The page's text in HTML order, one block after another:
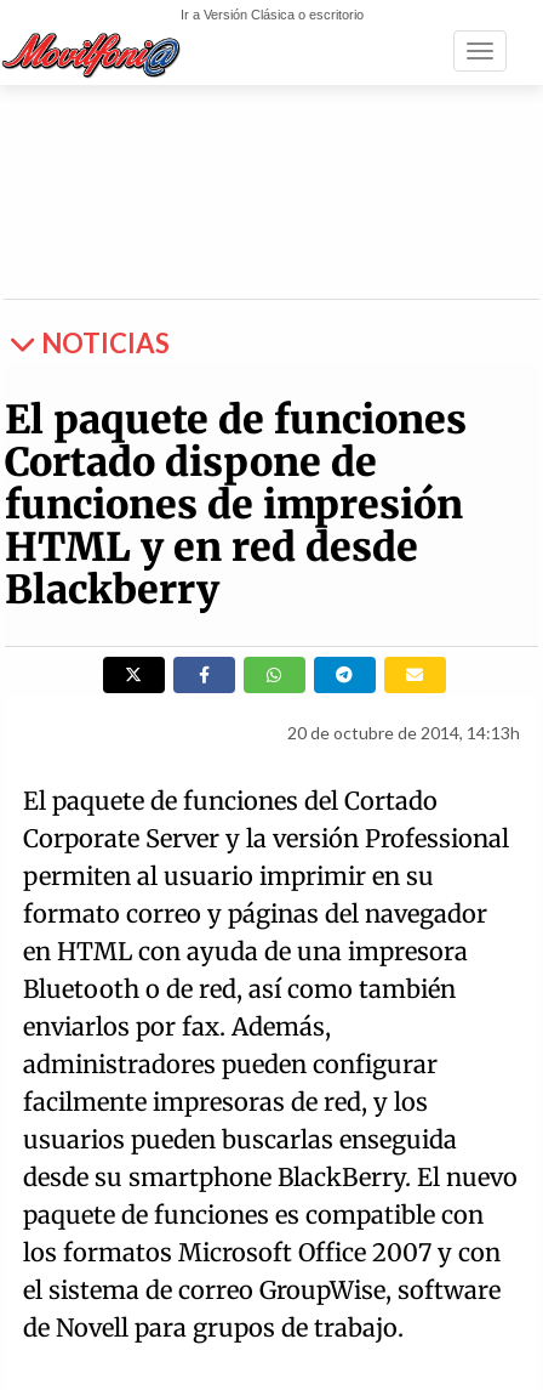
Ir a Versión Clásica o escritorio
Toggle
NOTICIAS
El paquete de funciones
Cortado dispone de
funciones de impresión
HTML y en red desde
Blackberry
20 de octubre de 2014, 14:13h
El paquete de funciones del Cortado
Corporate Server y la versión Professional
permiten al usuario imprimir en su
formato correo y páginas del navegador
en HTML con ayuda de una impresora
Bluetooth o de red, así como también
enviarlos por fax. Además,
administradores pueden configurar
facilmente impresoras de red, y los
usuarios pueden buscarlas enseguida
desde su smartphone BlackBerry. El nuevo
paquete de funciones es compatible con
los formatos Microsoft Office 2007 y con
el sistema de correo GroupWise, software
de Novell para grupos de trabajo.